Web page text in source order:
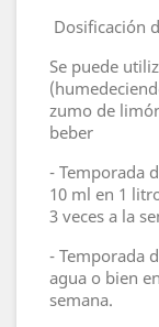
Dosificación
Se puede
zumo de
beber
- Temporada
10 ml en 1
3 veces a la
- Temporada
agua o bien
semana.